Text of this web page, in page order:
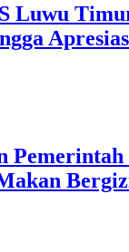
Luwu
Pemerintah